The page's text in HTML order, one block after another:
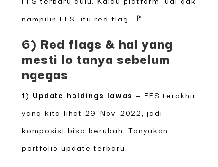
nampilin FFS, itu red flag. 🚩
6) Red flags & hal yang
mesti lo tanya sebelum
ngegas
1) Update holdings lawas — FFS terakhir
yang kita lihat 29-Nov-2022, jadi
komposisi bisa berubah. Tanyakan
portfolio update terbaru.